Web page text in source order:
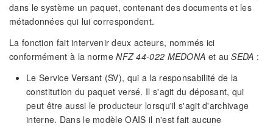
dans le système un paquet, contenant des documents et les
métadonnées qui lui correspondent.
La fonction fait intervenir deux acteurs, nommés ici
conformément à la normeNFZ 44-022 MEDONA et auSEDA :
Le Service Versant (SV), qui a la responsabilité de la
constitution du paquet versé. Il s'agit du déposant, qui
peut être aussi le producteur lorsqu'il s'agit d'archivage
interne. Dans le modèle OAIS il n'est fait aucune